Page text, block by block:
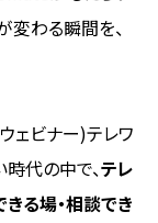
変わる瞬間を、
ェビナー)テレワ
代の中で、テレ
る場・相談でき